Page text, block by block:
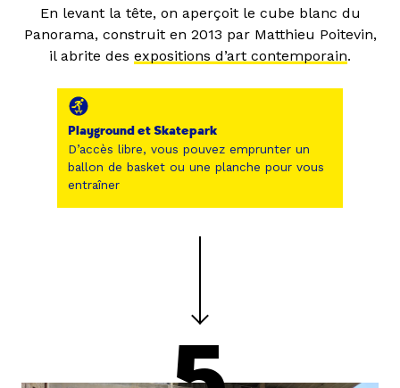
En levant la tête, on aperçoit le cube blanc du
Panorama, construit en 2013 par Matthieu Poitevin,
il abrite des expositions d’art contemporain.
Playground et Skatepark
D’accès libre, vous pouvez emprunter un
ballon de basket ou une planche pour vous
entraîner